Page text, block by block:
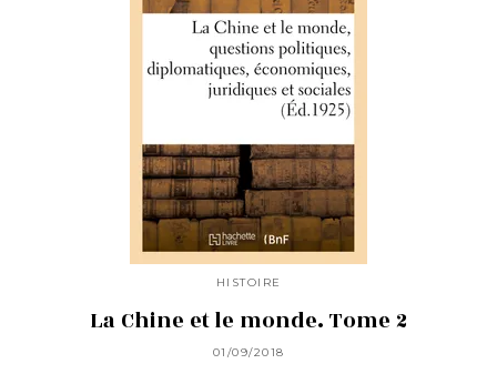
HISTOIRE
La Chine et le monde. Tome 2
01/09/2018